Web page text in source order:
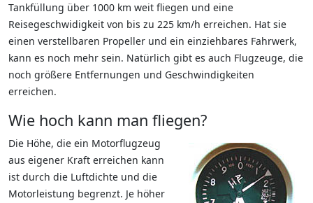
Tankfüllung über 1000 km weit fliegen und eine
Reisegeschwidigkeit von bis zu 225 km/h erreichen. Hat sie
einen verstellbaren Propeller und ein einziehbares Fahrwerk,
kann es noch mehr sein. Natürlich gibt es auch Flugzeuge, die
noch größere Entfernungen und Geschwindigkeiten
erreichen.
Wie hoch kann man fliegen?
Die Höhe, die ein Motorflugzeug
aus eigener Kraft erreichen kann
ist durch die Luftdichte und die
Motorleistung begrenzt. Je höher